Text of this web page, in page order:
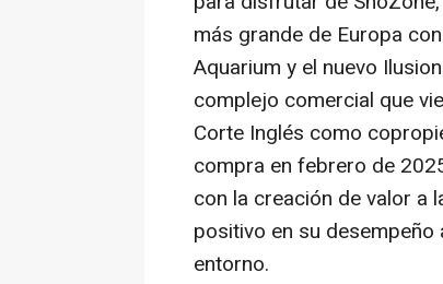
más grande de Europa
Aquarium y el nuevo
complejo comercial que
Corte Inglés como
compra en febrero de
con la creación de valor a
positivo en su
entorno.